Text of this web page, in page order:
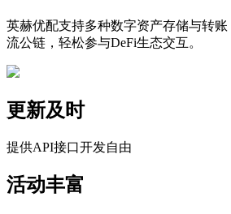
英赫优配支持多种数字资产存储与转账
流公链，轻松参与DeFi生态交互。
更新及时
提供API接口开发自由
活动丰富